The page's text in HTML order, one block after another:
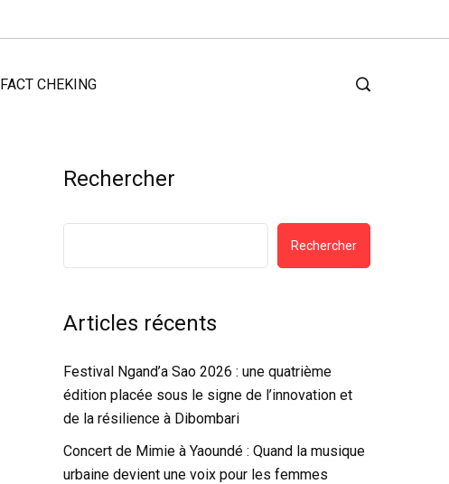
FACT CHEKING
Rechercher
Rechercher
Articles récents
Festival Ngand’a Sao 2026 : une quatrième
édition placée sous le signe de l’innovation et
de la résilience à Dibombari
Concert de Mimie à Yaoundé : Quand la musique
urbaine devient une voix pour les femmes